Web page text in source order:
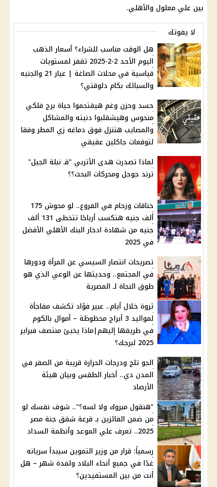
بين علي معلول والأهلي.
لا يفوتك
هل الوقت مناسب للشراء؟ أسعار الذهب
اليوم الأحد 2-2-2025 تقفز لمستويات
قياسية في محلات الصاغة | عيار 21 والجنيه
والسبائك بكام دلوقتي؟
حسد وحزن وغم هيقتحموا حياة برج فلكي
منحوس وهيشقلبوا دنيته والمشاكل
والمصايب هتنزل فوق دماغه زي المطر وفقا
لتوقعات جاكلين عقيقي
لماذا تصدرت هدى الأتربي "قـ نبلة الجيل"
ترند جوجل ومحركات البحث؟؟
خناقات وزحام في الفروع.. لو محوش 175
ألف جنيه هتكسب أرباحًا تتخطى 131 ألف
جنيه من شهادة ادخار البنك الأهلي الأفضل
في 2025
تصريحات انتصار السيسي عن المرأة ودورها
في المجتمع.. وحديثها عن الوعي الذي هو
طوق النجاة لـ المصرية
ثروة خلال أيام.. عبير فؤاد تكشف مفاجأة
لمواليد 3 أبراج محظوظة – أموال بالكوم
في طريقها إليهم|ماذا يخبئ منتصف فبراير
2025 لبرجك؟
الجو تلج ودرجات الحرارة قريبة من الصفر في
المدن دي.. أخبار الطقس وبيان هيئة
الأرصاد
"هنقول مبروك ولا لسه؟".. شوف نفسك لو
من ضمن الفائزين بـ قرعة شقق جنة مصر
2025.. تعرف علي الموعد وأنظمة السداد
رسمياً: قرار من وزير التموين سيبدأ سريانه
غدًا في جميع أنحاء البلاد ولمدة شهر – هل
أنت من بين المستفيدين؟